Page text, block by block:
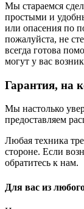
Мы стараемся
простыми и
или опасения по
пожалуйста, не
всегда готова
могут у вас
Гарантия, на
Мы настолько
предоставляем
Любая техника
стороне. Если
обратитесь к нам.
Для вас из